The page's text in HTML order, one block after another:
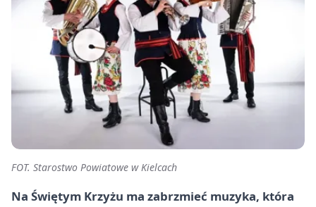
FOT. Starostwo Powiatowe w Kielcach
Na Świętym Krzyżu ma zabrzmieć muzyka, która